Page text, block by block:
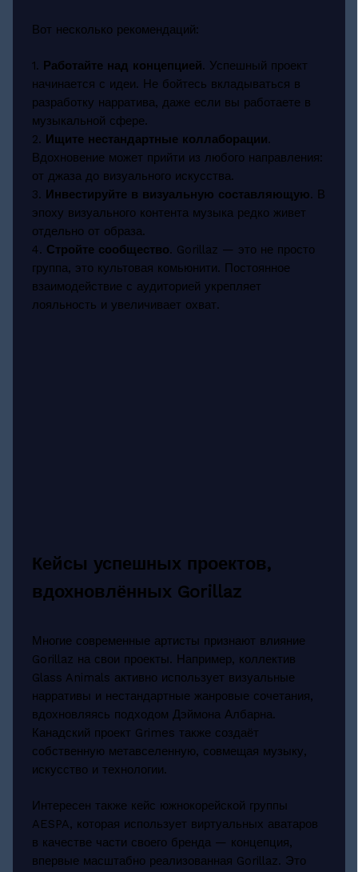
Вот несколько рекомендаций:
1. Работайте над концепцией. Успешный проект
начинается с идеи. Не бойтесь вкладываться в
разработку нарратива, даже если вы работаете в
музыкальной сфере.
2. Ищите нестандартные коллаборации.
Вдохновение может прийти из любого направления:
от джаза до визуального искусства.
3. Инвестируйте в визуальную составляющую. В
эпоху визуального контента музыка редко живет
отдельно от образа.
4. Стройте сообщество. Gorillaz — это не просто
группа, это культовая комьюнити. Постоянное
взаимодействие с аудиторией укрепляет
лояльность и увеличивает охват.
Кейсы успешных проектов,
вдохновлённых Gorillaz
Многие современные артисты признают влияние
Gorillaz на свои проекты. Например, коллектив
Glass Animals активно использует визуальные
нарративы и нестандартные жанровые сочетания,
вдохновляясь подходом Дэймона Албарна.
Канадский проект Grimes также создаёт
собственную метавселенную, совмещая музыку,
искусство и технологии.
Интересен также кейс южнокорейской группы
AESPA, которая использует виртуальных аватаров
в качестве части своего бренда — концепция,
впервые масштабно реализованная Gorillaz. Это